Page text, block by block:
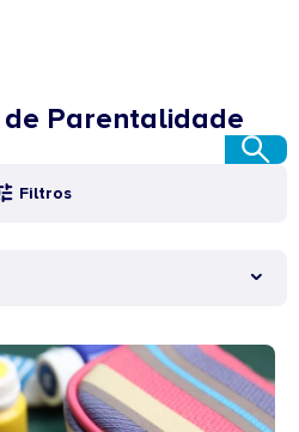
Parentalidade
Filtros